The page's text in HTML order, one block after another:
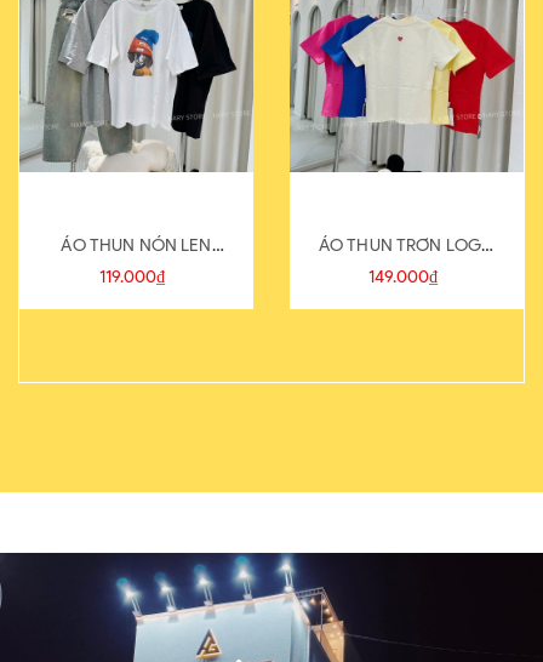
ÁO THUN NÓN LEN
821-1
119.000₫
ÁO THUN TRƠN LOGO
SAU
149.000₫